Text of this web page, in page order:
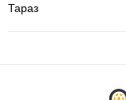
Тараз